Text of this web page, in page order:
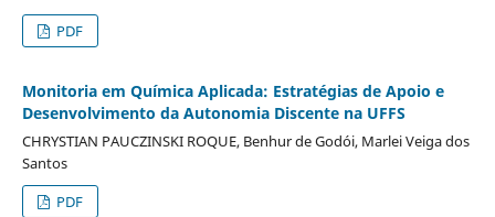
PDF
Monitoria em Química Aplicada: Estratégias de Apoio e
Desenvolvimento da Autonomia Discente na UFFS
CHRYSTIAN PAUCZINSKI ROQUE, Benhur de Godói, Marlei Veiga dos
Santos
PDF